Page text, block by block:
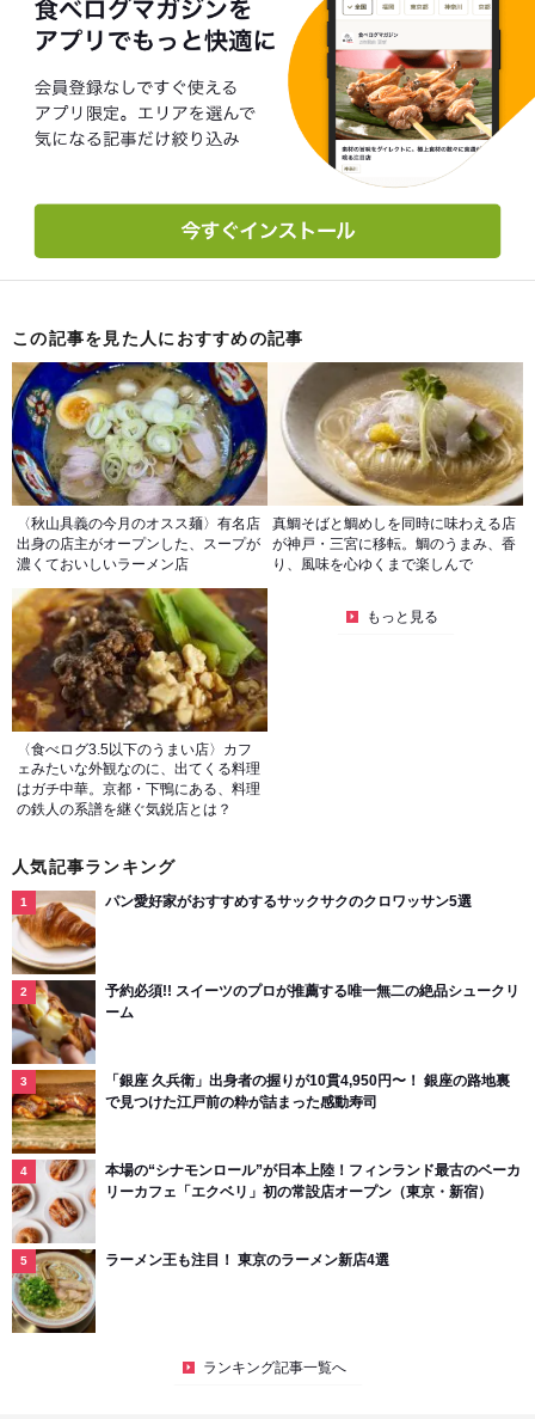
この記事を見た人におすすめの記事
〈秋山具義の今月のオスス麺〉有名店
出身の店主がオープンした、スープが
濃くておいしいラーメン店
真鯛そばと鯛めしを同時に味わえる店
が神戸・三宮に移転。鯛のうまみ、香
り、風味を心ゆくまで楽しんで
〈食べログ3.5以下のうまい店〉カフ
ェみたいな外観なのに、出てくる料理
はガチ中華。京都・下鴨にある、料理
の鉄人の系譜を継ぐ気鋭店とは？
もっと見る
人気記事ランキング
パン愛好家がおすすめするサックサクのクロワッサン5選
予約必須!! スイーツのプロが推薦する唯一無二の絶品シュークリ
ーム
「銀座 久兵衛」出身者の握りが10貫4,950円〜！ 銀座の路地裏
で見つけた江戸前の粋が詰まった感動寿司
本場の“シナモンロール”が日本上陸！フィンランド最古のベーカ
リーカフェ「エクベリ」初の常設店オープン（東京・新宿）
ラーメン王も注目！ 東京のラーメン新店4選
ランキング記事一覧へ